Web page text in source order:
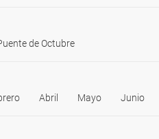
de Octubre
Abril Mayo Junio